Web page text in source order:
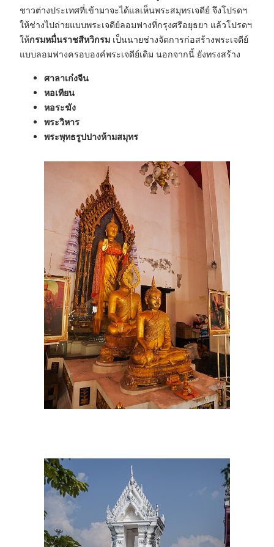
ชาวต่างประเทศที่เข้ามาจะได้แลเห็นพระสมุทรเจดีย์ จึงโปรดฯ
ให้ช่างไปถ่ายแบบพระเจดีย์ลอมฟางที่กรุงศรีอยุธยา แล้วโปรดฯ
ให้กรมหมื่นราชสีหวิกรม เป็นนายช่างจัดการก่อสร้างพระเจดีย์
แบบลอมฟางครอบองค์พระเจดีย์เดิม นอกจากนี้ ยังทรงสร้าง
ศาลาเก๋งจีน
หอเทียน
หอระฆัง
พระวิหาร
พระพุทธรูปปางห้ามสมุทร